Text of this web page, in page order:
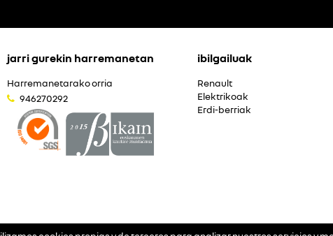
jarri gurekin harremanetan
Harremanetarako orria
946270292
ibilgailuak
Renault
Elektrikoak
Erdi-berriak